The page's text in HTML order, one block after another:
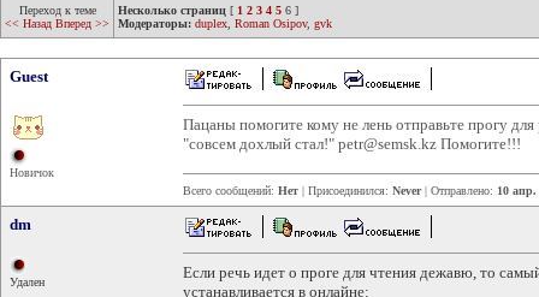
Переход к теме
<< Назад Вперед >>
Несколько страниц [ 1 2 3 4 5 6 ]
Модераторы: duplex Roman Osipov, gvk
Guest
Новичок
Пацаны помогите кому не лень отправьте прогу
"совсем дохлый стал!" petr@semsk.kz Помогите!!!
Всего сообщений: Нет | Присоединился: Never| Отправлено: 10 апр.
dm
Удален
Если речь идет о проге для чтения дежавю, то
устанавливается в онлайне: